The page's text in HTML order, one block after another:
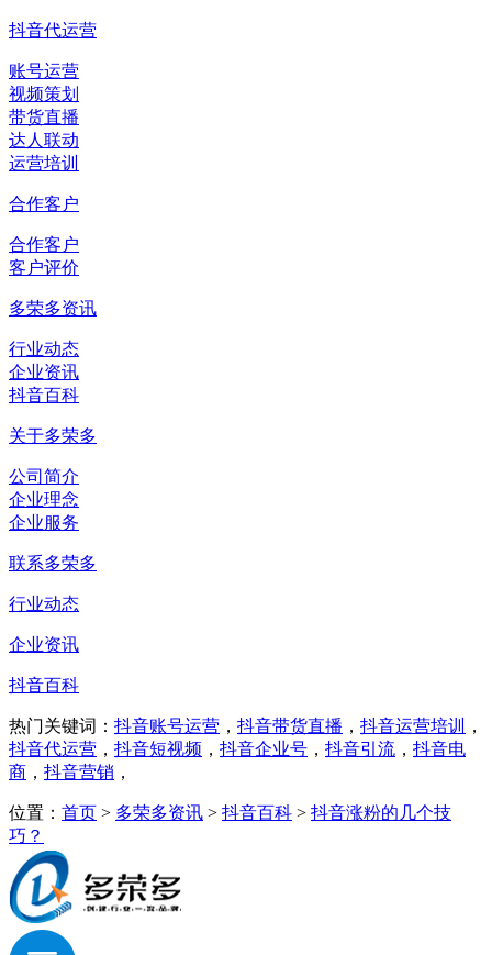
抖音代运营
账号运营
视频策划
带货直播
达人联动
运营培训
合作客户
合作客户
客户评价
多荣多资讯
行业动态
企业资讯
抖音百科
关于多荣多
公司简介
企业理念
企业服务
联系多荣多
行业动态
企业资讯
抖音百科
热门关键词： 抖音账号运营 ， 抖音带货直播 ， 抖音运营培训
，
抖音代运营 ， 抖音短视频 ， 抖音企业号 ， 抖音引流 ， 抖音电
商 ， 抖音营销 ，
位置： 首页 > 多荣多资讯 > 抖音百科 > 抖音涨粉的几个技
巧？